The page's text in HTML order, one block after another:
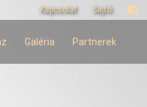
Kapcsolat Sajtó
Galéria Partnerek